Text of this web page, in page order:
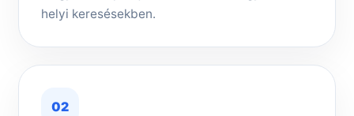
helyi keresésekben.
02